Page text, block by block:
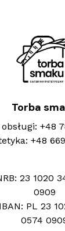
Torba
+48
+48
23 1020
0909
PL 23
0574